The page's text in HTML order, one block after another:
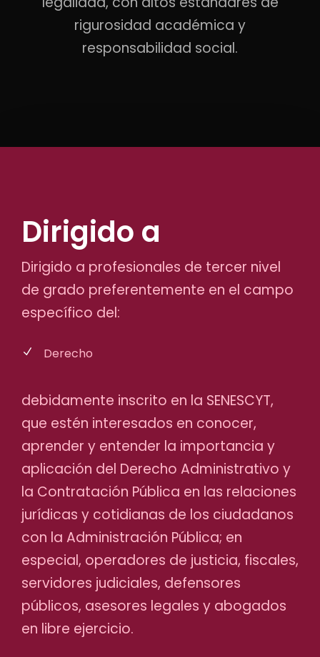
rigurosidad académica y
responsabilidad social.
Dirigido a
Dirigido a profesionales de tercer nivel
de grado preferentemente en el campo
específico del:
Derecho
debidamente inscrito en la SENESCYT,
que estén interesados en conocer,
aprender y entender la importancia y
aplicación del Derecho Administrativo y
la Contratación Pública en las relaciones
jurídicas y cotidianas de los ciudadanos
con la Administración Pública; en
especial, operadores de justicia, fiscales,
servidores judiciales, defensores
públicos, asesores legales y abogados
en libre ejercicio.